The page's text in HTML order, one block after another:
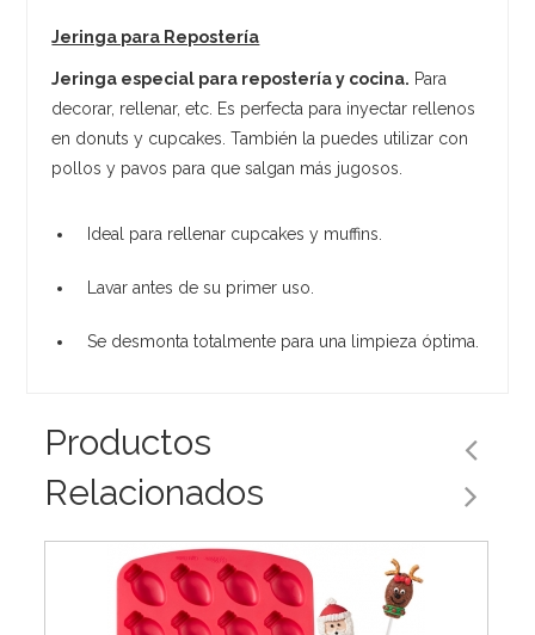
Jeringa para Repostería
Jeringa especial para repostería y cocina. Para
decorar, rellenar, etc. Es perfecta para inyectar rellenos
en donuts y cupcakes. También la puedes utilizar con
pollos y pavos para que salgan más jugosos.
Ideal para rellenar cupcakes y muffins.
Lavar antes de su primer uso.
Se desmonta totalmente para una limpieza óptima.
Productos
Relacionados